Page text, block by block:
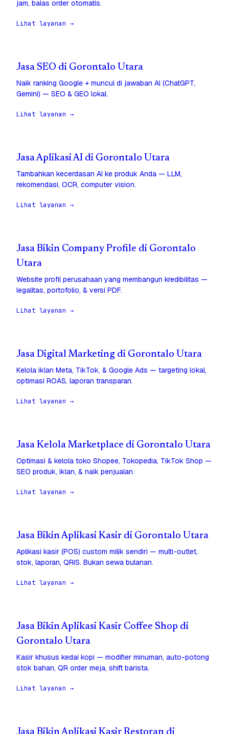
jam, balas order otomatis.
Lihat layanan →
Jasa SEO di Gorontalo Utara
Naik ranking Google + muncul di jawaban AI (ChatGPT,
Gemini) — SEO & GEO lokal.
Lihat layanan →
Jasa Aplikasi AI di Gorontalo Utara
Tambahkan kecerdasan AI ke produk Anda — LLM,
rekomendasi, OCR, computer vision.
Lihat layanan →
Jasa Bikin Company Profile di Gorontalo
Utara
Website profil perusahaan yang membangun kredibilitas —
legalitas, portofolio, & versi PDF.
Lihat layanan →
Jasa Digital Marketing di Gorontalo Utara
Kelola iklan Meta, TikTok, & Google Ads — targeting lokal,
optimasi ROAS, laporan transparan.
Lihat layanan →
Jasa Kelola Marketplace di Gorontalo Utara
Optimasi & kelola toko Shopee, Tokopedia, TikTok Shop —
SEO produk, iklan, & naik penjualan.
Lihat layanan →
Jasa Bikin Aplikasi Kasir di Gorontalo Utara
Aplikasi kasir (POS) custom milik sendiri — multi-outlet,
stok, laporan, QRIS. Bukan sewa bulanan.
Lihat layanan →
Jasa Bikin Aplikasi Kasir Coffee Shop di
Gorontalo Utara
Kasir khusus kedai kopi — modifier minuman, auto-potong
stok bahan, QR order meja, shift barista.
Lihat layanan →